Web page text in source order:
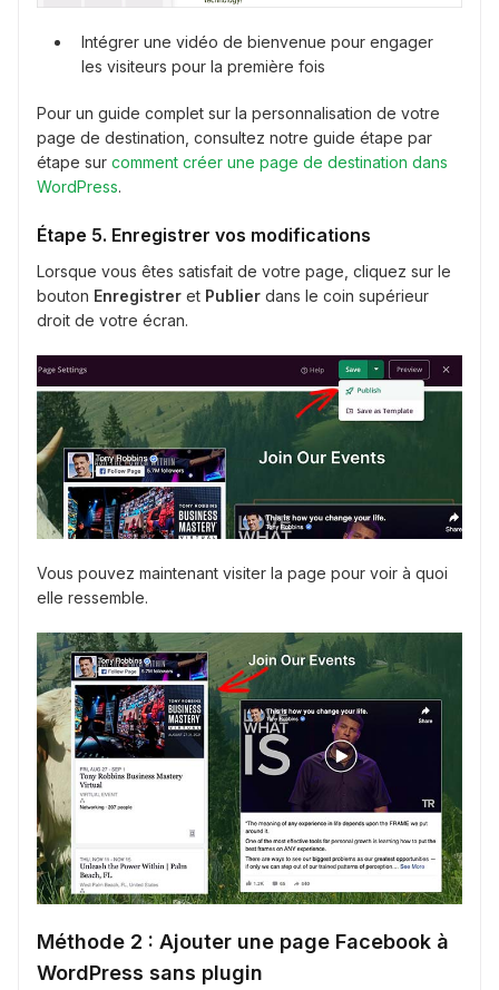
Intégrer une vidéo de bienvenue pour engager
les visiteurs pour la première fois
Pour un guide complet sur la personnalisation de votre
page de destination, consultez notre guide étape par
étape sur comment créer une page de destination dans
WordPress.
Étape 5. Enregistrer vos modifications
Lorsque vous êtes satisfait de votre page, cliquez sur le
bouton Enregistrer et Publier dans le coin supérieur
droit de votre écran.
Vous pouvez maintenant visiter la page pour voir à quoi
elle ressemble.
Méthode 2 : Ajouter une page Facebook à
WordPress sans plugin